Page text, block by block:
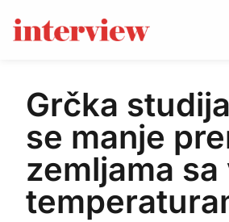
Grčka
se manje
zemljama